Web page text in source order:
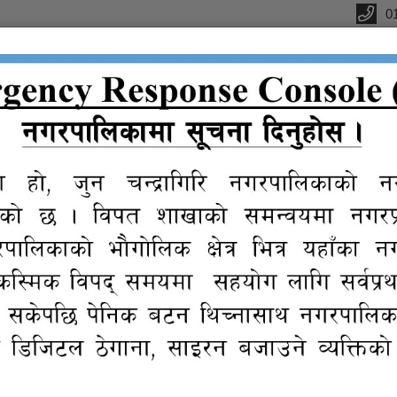
जानकारी शुसासन सेवा
असार ३० बाट स्वीकृत भएको आ.व. २०८२/८३ को
२०८२ असार ३० बाट स्वीकृत भएको आ.व. २०८२/८३ को आयोजना तथा